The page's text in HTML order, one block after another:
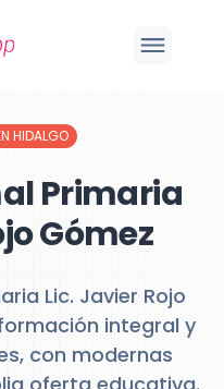
HIDALGO
Primaria
Gómez
Lic. Javier Rojo
integral y
con modernas